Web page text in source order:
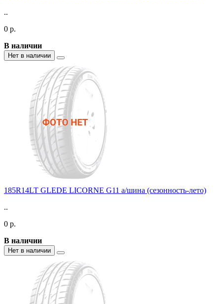
..
0 р.
В наличии
Нет в наличии
185R14LT GLEDE LICORNE G11 а/шина (сезонность-лето)
..
0 р.
В наличии
Нет в наличии